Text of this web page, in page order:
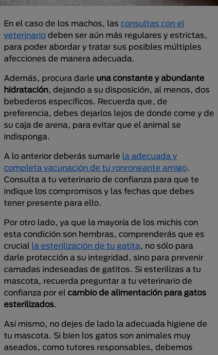
En el caso de los machos, las consultas con el
veterinario deben ser aún más regulares y estrictas,
para poder abordar y tratar sus posibles múltiples
afecciones de manera adecuada.
Además, procura darle una constante y abundante
hidratación, dejando a su disposición, al menos, dos
bebederos específicos. Recuerda que, de
preferencia, debes dejarlos lejos de donde come y de
su caja de arena, para evitar que el animal se
indisponga.
A lo anterior deberás sumarle la adecuada y
completa vacunación de tu ronroneante amigo.
Consulta a tu veterinario de confianza para que te
indique los compromisos y las fechas que debes
tener presente para ello.
Por otro lado, ya que la mayoría de los michis con
esta condición son hembras, comprenderás que es
crucial la esterilización de tu gatita, no sólo para
darle protección a su integridad, sino para prevenir
camadas indeseadas de gatitos. Si esterilizas a tu
mascota, recuerda preguntar a tu veterinario de
confianza por el cambio de alimentación para gatos
esterilizados.
Así mismo, no dejes de lado la adecuada higiene de
tu mascota. Si bien los gatos son animales muy
aseados, como tutores responsables, debemos